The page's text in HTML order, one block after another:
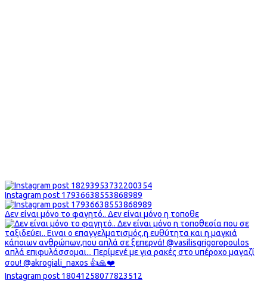
Instagram post 17936638553868989
Δεν είναι μόνο το φαγητό.. Δεν είναι μόνο η τοποθε
Instagram post 18041258077823512